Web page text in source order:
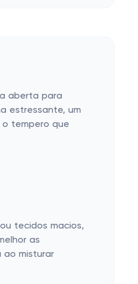
aberta para
estressante, um
o tempero que
tecidos macios,
as
ao misturar